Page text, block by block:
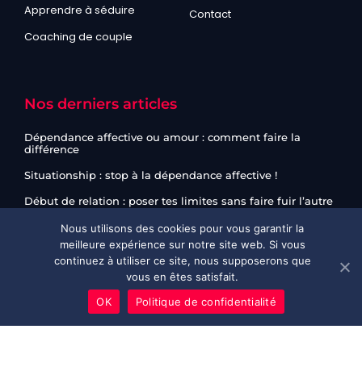
PRENDRE RENDEZ-VOUS
Apprendre à séduire
Coaching de couple
Contact
Nos derniers articles
Dépendance affective ou amour : comment faire la
différence
Situationship : stop à la dépendance affective !
Début de relation : poser tes limites sans faire fuir l’autre
Parler sans exploser dans le couple : méthode simple
Communication de couple : la réunion à 3 avec un coach
©Reddingue.com 2023. Tous droits réservés
Mentions légales
Nous utilisons des cookies pour vous garantir la
meilleure expérience sur notre site web. Si vous
continuez à utiliser ce site, nous supposerons que
vous en êtes satisfait.
OK
Politique de confidentialité